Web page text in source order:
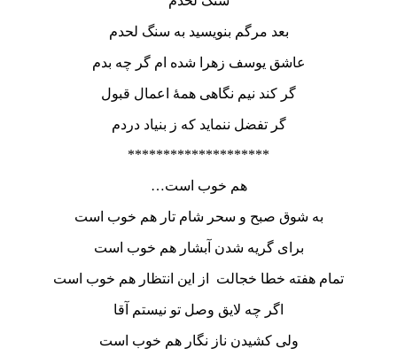
بعد مرگم بنویسید به سنگ لحدم
عاشق یوسف زهرا شده ام گر چه بدم
گر کند نیم نگاهی همۀ اعمال قبول
گر تفضل ننماید که ز بنیاد دردم
********************
…هم خوب است
به شوق صبح و سحر شام تار هم خوب است
برای گریه شدن آبشار هم خوب است
تمام هفته خطا خجالت از این انتظار هم خوب است
اگر چه لایق وصل تو نیستم آقا
ولی کشیدن ناز نگار هم خوب است